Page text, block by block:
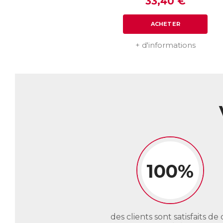
ACHETER
+ d'informations
100%
des clients sont satisfaits de